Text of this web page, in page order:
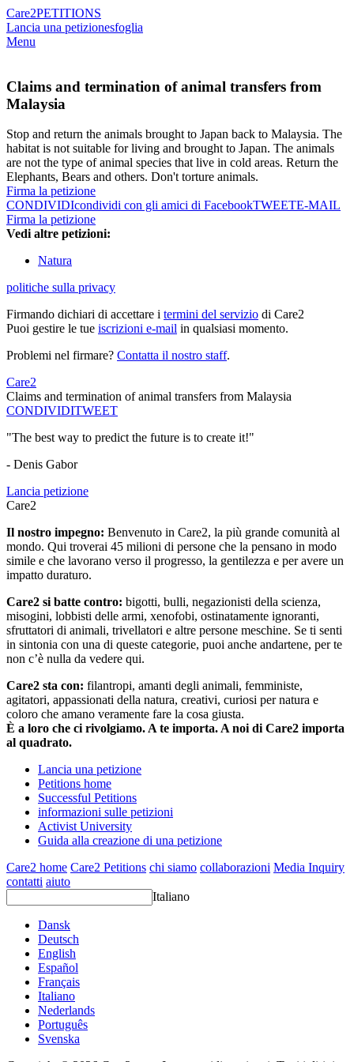
Care2PETITIONS
Lancia una petizionesfoglia
Menu
Claims and termination of animal transfers from
Malaysia
Stop and return the animals brought to Japan back to Malaysia. The
habitat is not suitable for living and brought to Japan. The animals
are not the type of animal species that live in cold areas. Return the
Elephants, Bears and others. Don't torture animals.
Firma la petizione
CONDIVIDIcondividi con gli amici di FacebookTWEETE-MAIL
Firma la petizione
Vedi altre petizioni:
Natura
politiche sulla privacy
Firmando dichiari di accettare i termini del servizio di Care2
Puoi gestire le tue iscrizioni e-mail in qualsiasi momento.
Problemi nel firmare? Contatta il nostro staff.
Care2
Claims and termination of animal transfers from Malaysia
CONDIVIDITWEET
"The best way to predict the future is to create it!"
- Denis Gabor
Lancia petizione
Care2
Il nostro impegno: Benvenuto in Care2, la più grande comunità al
mondo. Qui troverai 45 milioni di persone che la pensano in modo
simile e che lavorano verso il progresso, la gentilezza e per avere un
impatto duraturo.
Care2 si batte contro: bigotti, bulli, negazionisti della scienza,
misogini, lobbisti delle armi, xenofobi, ostinatamente ignoranti,
sfruttatori di animali, trivellatori e altre persone meschine. Se ti senti
in sintonia con una di queste categorie, puoi anche andartene, per te
non c’è nulla da vedere qui.
Care2 sta con: filantropi, amanti degli animali, femministe,
agitatori, appassionati della natura, creativi, curiosi per natura e
coloro che amano veramente fare la cosa giusta.
È a loro che ci rivolgiamo. A te importa. A noi di Care2 importa
al quadrato.
Lancia una petizione
Petitions home
Successful Petitions
informazioni sulle petizioni
Activist University
Guida alla creazione di una petizione
Care2 home Care2 Petitions chi siamo collaborazioni Media Inquiry
contatti aiuto
Italiano
Dansk
Deutsch
English
Español
Français
Italiano
Nederlands
Português
Svenska